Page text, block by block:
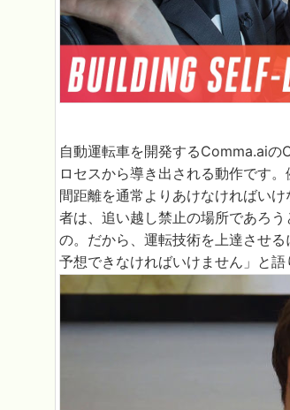
自動運転車を開発するComma.aiの
ロセスから導き出される動作です
間距離を通常よりあけなければい
者は、追い越し禁止の場所であろ
の。だから、運転技術を上達させ
予想できなければいけません」と語